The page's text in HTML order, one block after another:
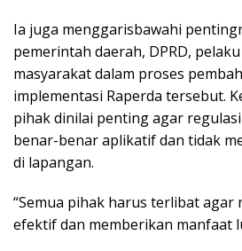
Ia juga menggarisbawahi
pemerintah daerah, DPRD,
masyarakat dalam proses
implementasi Raperda tersebut.
pihak dinilai penting agar
benar-benar aplikatif dan tidak
di lapangan.
“Semua pihak harus terlibat agar
efektif dan memberikan manfaat